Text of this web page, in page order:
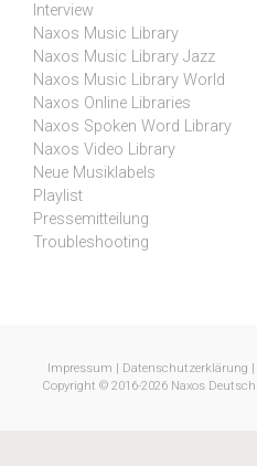
Interview
Naxos Music Library
Naxos Music Library Jazz
Naxos Music Library World
Naxos Online Libraries
Naxos Spoken Word Library
Naxos Video Library
Neue Musiklabels
Playlist
Pressemitteilung
Troubleshooting
Impressum Datenschutzerklärung
Copyright © 2016-2026 Naxos